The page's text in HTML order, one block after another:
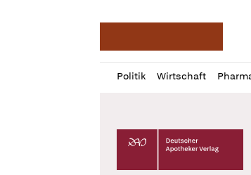
Politik Wirtschaft
Profil
öffnen
Daz
Pur
Deutscher Apotheker